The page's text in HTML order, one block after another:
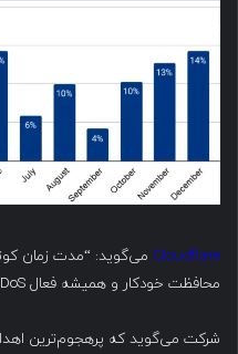
Cloudflare می‌گوید: “مدت زمان
محافظت خودکار و همیشه فعال DDoS تأکید می‌کند.”